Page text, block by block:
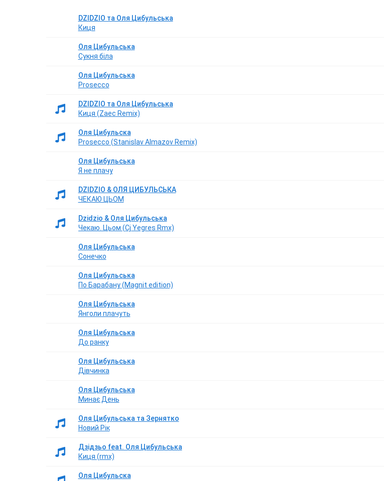
DZIDZIO та Оля Цибульська
Киця
Оля Цибульська
Сукня біла
Оля Цибульська
Prosecco
DZIDZIO та Оля Цибульська
Киця (Zaec Remix)
Оля Цибульска
Prosecco (Stanislav Almazov Remix)
Оля Цибульська
Я не плачу
DZIDZIO & ОЛЯ ЦИБУЛЬСЬКА
ЧЕКАЮ ЦЬОМ
Dzidzio & Оля Цибульська
Чекаю. Цьом (Cj Yegres Rmx)
Оля Цибульська
Сонечко
Оля Цибульська
По Барабану (Magnit edition)
Оля Цибульська
Янголи плачуть
Оля Цибульська
До ранку
Оля Цибульська
Дівчинка
Оля Цибульська
Минає День
Оля Цибульська та Зернятко
Новий Рік
Дзідзьо feat. Оля Цибульська
Киця (rmx)
Оля Цибульска